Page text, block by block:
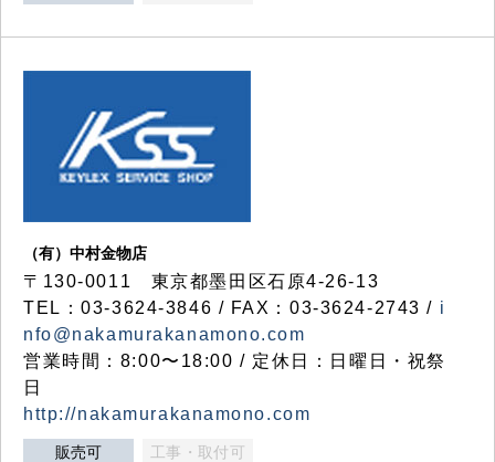
（有）中村金物店
〒130-0011 東京都墨田区石原4-26-13
TEL：03-3624-3846 / FAX：03-3624-2743 / i
nfo@nakamurakanamono.com
営業時間：8:00〜18:00 / 定休日：日曜日・祝祭
日
http://nakamurakanamono.com
販売可 工事・取付可